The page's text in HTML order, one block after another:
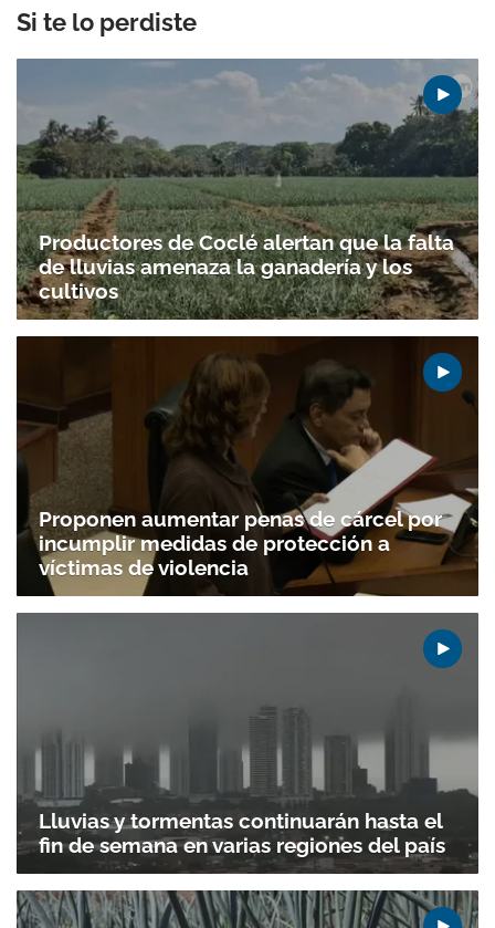
Si te lo perdiste
Productores de Coclé alertan que la falta
de lluvias amenaza la ganadería y los
cultivos
Proponen aumentar penas de cárcel por
incumplir medidas de protección a
víctimas de violencia
Lluvias y tormentas continuarán hasta el
fin de semana en varias regiones del país